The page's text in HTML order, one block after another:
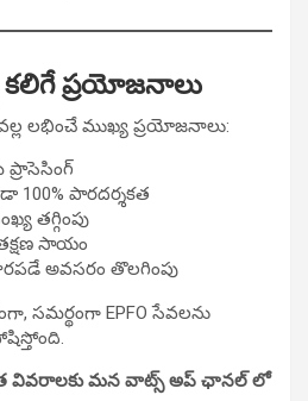
ప్రయోజనాలు
లభించే ముఖ్య ప్రయోజనాలు:
100% పారదర్శకత
తగ్గింపు
సాయం
అవసరం తొలగింపు
సమర్థంగా EPFO సేవలను
వివరాలకు మన వాట్స్ అప్ ఛానల్ లో